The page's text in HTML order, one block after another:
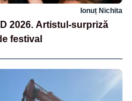
Ionuț Nichita
2026. Artistul-surpriză
festival